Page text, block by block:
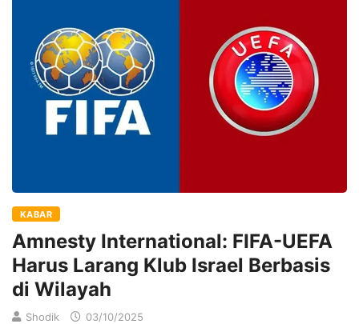
KABAR
Amnesty International: FIFA-UEFA
Harus Larang Klub Israel Berbasis
di Wilayah
Shodik 03/10/2025